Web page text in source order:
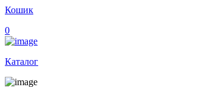
Кошик
0
Каталог